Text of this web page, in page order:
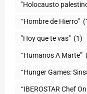
"Holocausto
“Hombre de Hierro”
"Hoy que te vas" (1)
“Humanos A Marte”
“IBEROSTAR Chef